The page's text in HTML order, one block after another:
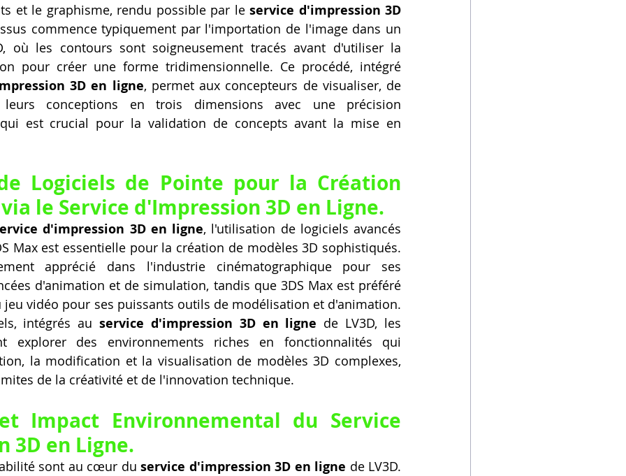
et le graphisme, rendu possible par le service d'impression 3D
commence typiquement par l'importation de l'image dans un
où les contours sont soigneusement tracés avant d'utiliser la
pour créer une forme tridimensionnelle. Ce procédé, intégré
3D en ligne, permet aux concepteurs de visualiser, de
conceptions en trois dimensions avec une précision
est crucial pour la validation de concepts avant la mise en
Logiciels de Pointe pour la Création
le Service d'Impression 3D en Ligne.
d'impression 3D en ligne, l'utilisation de logiciels avancés
Max est essentielle pour la création de modèles 3D sophistiqués.
apprécié dans l'industrie cinématographique pour ses
d'animation et de simulation, tandis que 3DS Max est préféré
jeu vidéo pour ses puissants outils de modélisation et d'animation.
intégrés au service d'impression 3D en ligne de LV3D, les
explorer des environnements riches en fonctionnalités qui
la modification et la visualisation de modèles 3D complexes,
de la créativité et de l'innovation technique.
Impact Environnemental du Service
3D en Ligne.
sont au cœur du service d'impression 3D en ligne de LV3D.